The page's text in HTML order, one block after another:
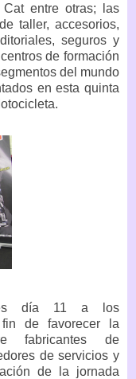
entre otras; las
taller, accesorios,
seguros y
de formación
del mundo
en esta quinta
día 11 a los
de favorecer la
fabricantes de
de servicios y
de la jornada